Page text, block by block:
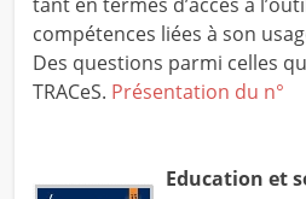
compétences liées à son
Des questions parmi celles
TRACeS. Présentation du n°
Education et